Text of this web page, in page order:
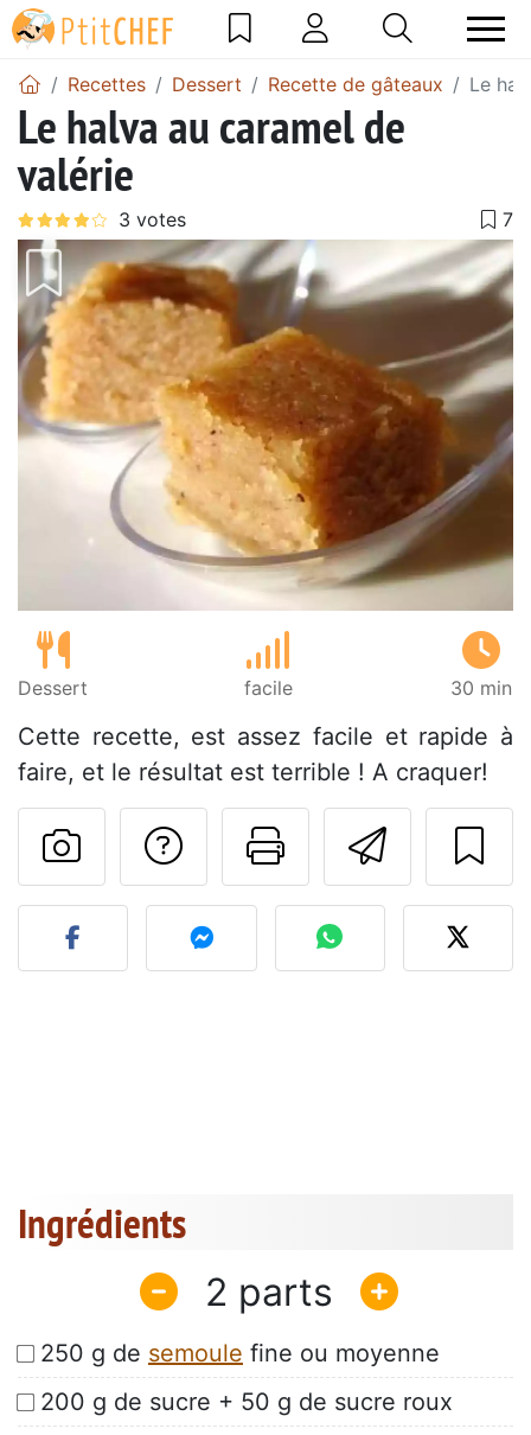
Recettes Dessert Recette de gâteaux Le
Le halva au caramel de
valérie
Dessert facile 30 min
Cette recette, est assez facile et rapide à
faire, et le résultat est terrible ! A craquer!
Imprimer
Poser une
Publier votre photo de
Ingrédients
2
250 g de semoule fine ou moyenne
200 g de sucre + 50 g de sucre roux